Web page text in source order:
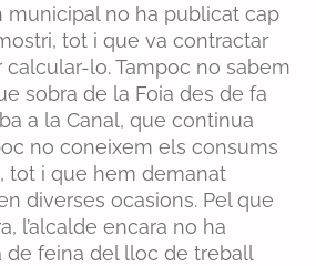
municipal no ha publicat cap
tot i que va contractar
lo. Tampoc no sabem
sobra de la Foia des de fa
a la Canal, que continua
no coneixem els consums
tot i que hem demanat
diverses ocasions. Pel que
l’alcalde encara no ha
de feina del lloc de treball